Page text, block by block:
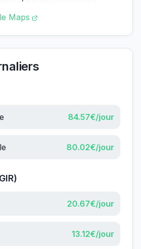
Maps
84.57€/jour
80.02€/jour
20.67€/jour
13.12€/jour